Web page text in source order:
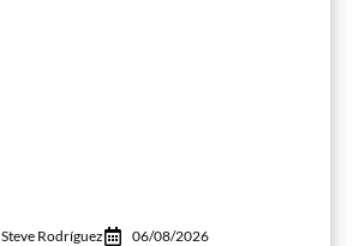
Steve Rodríguez 06/08/2026